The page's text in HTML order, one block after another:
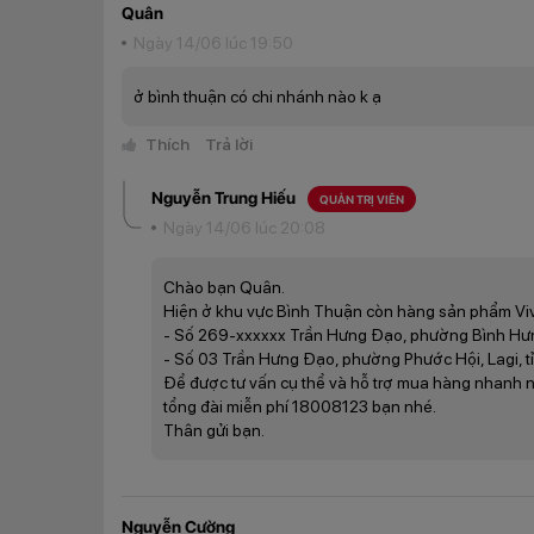
ảnh diễn ra mượt mà cùng thao tác nhanh nhạy. Đi
ppi, hứa hẹn sẽ mang đến cho người dùng những
Hiệu suất ổn định, mượt mà, kết
Cung cấp sức mạnh cho Vivo Y17s là con chip
nhớ trong 128GB, cho hiệu năng ổn định với khả
Quân
Ngày 14/06 lúc 19:50
ở bình thuận có chi nhánh nào k ạ
Thích Trả lời
Nguyễn Trung Hiếu QUẢN TRỊ VIÊN
Ngày 14/06 lúc 20:08
Chào bạn Quân.
Hiện ở khu vực Bình Thuận còn hàng sản phẩm
- Số 269-xxxxxx Trần Hưng Đạo, phường Bình
- Số 03 Trần Hưng Đạo, phường Phước Hội, Lagi,
Để được tư vấn cụ thể và hỗ trợ mua hàng nhanh
tổng đài miễn phí 18008123 bạn nhé.
Thân gửi bạn.
Nguyễn Cường